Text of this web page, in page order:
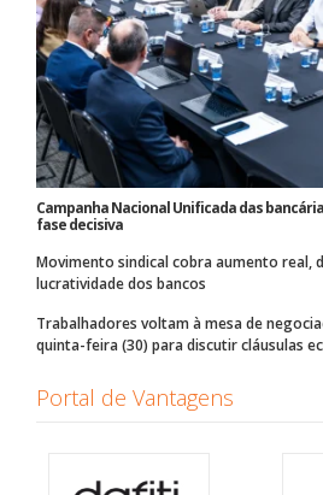
Campanha Nacional Unificada das
fase decisiva
Movimento sindical cobra aumento real,
lucratividade dos bancos
Trabalhadores voltam à mesa de
quinta-feira (30) para discutir cláusulas
Portal de Vantagens